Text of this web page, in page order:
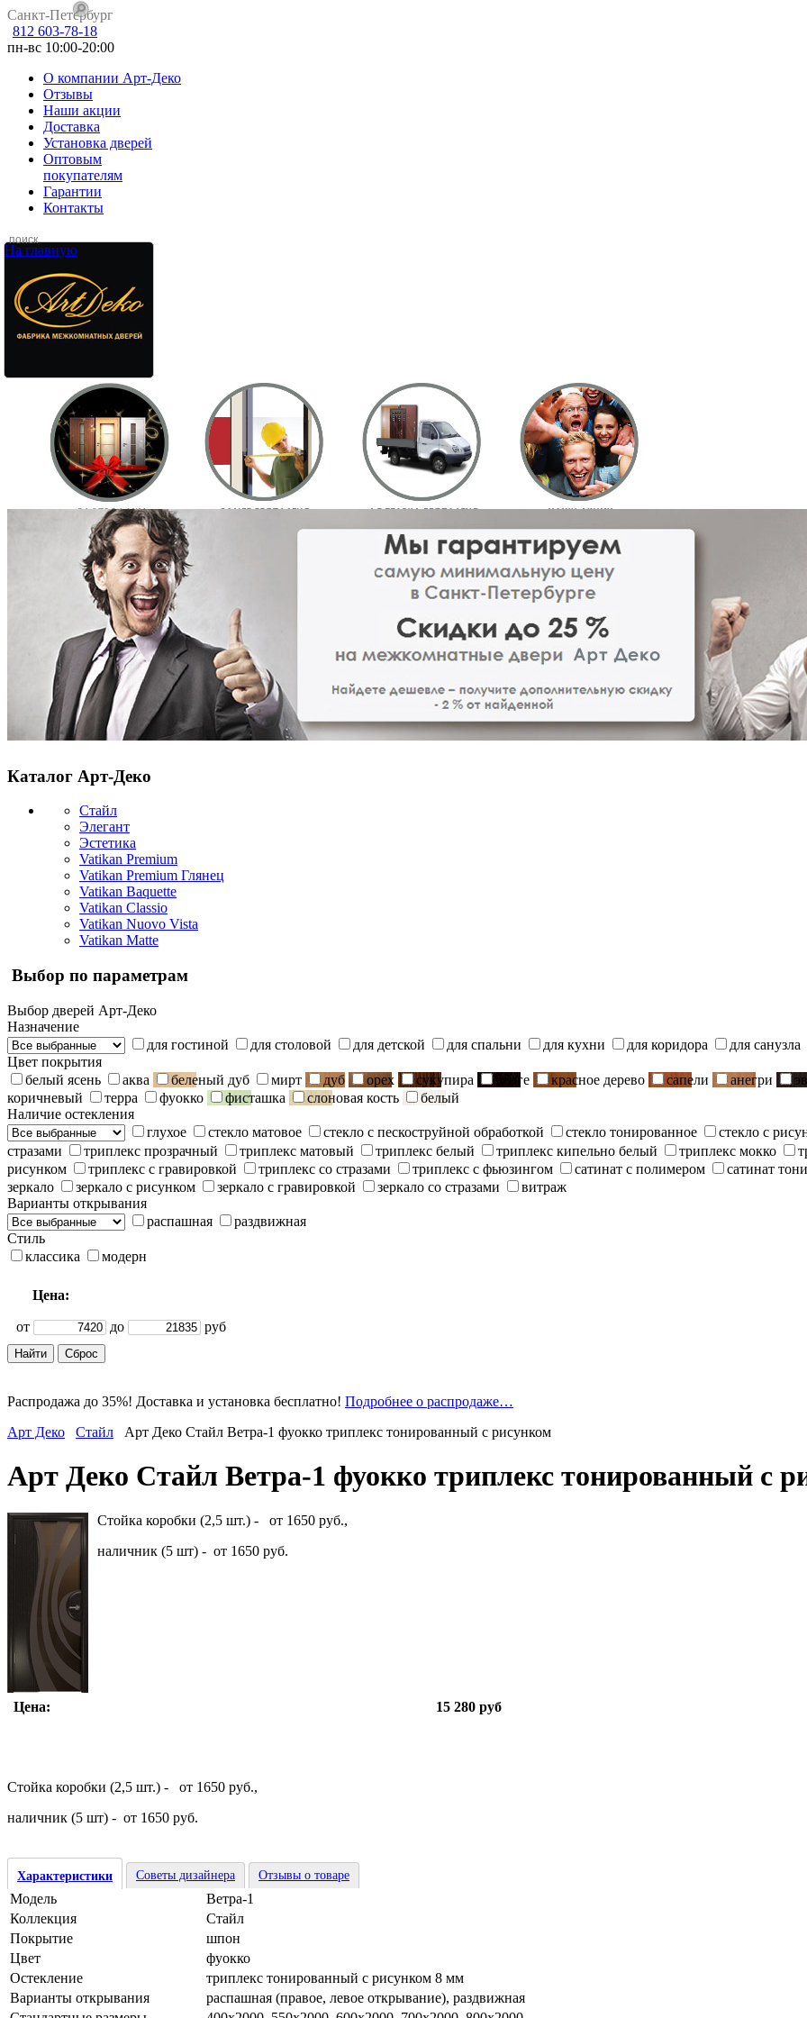
Санкт-Петербург
812 603-78-18
пн-вс 10:00-20:00
О компании Арт-Деко
Отзывы
Наши акции
Доставка
Установка дверей
Оптовым
покупателям
Гарантии
Контакты
На главную
Каталог Арт-Деко
Стайл
Элегант
Эстетика
Vatikan Premium
Vatikan Premium Глянец
Vatikan Baquette
Vatikan Classio
Vatikan Nuovo Vista
Vatikan Matte
Выбор по параметрам
Выбор дверей Арт-Деко
Назначение
для гостиной
для столовой для детской для спальни для кухни для коридора
для санузла
Цвет покрытия
белый ясень
аква беленый дуб мирт дуб орех сукупира венге красное дерево сапели анегри
коричневый
терра фуокко фисташка слоновая кость
белый
Наличие остекления
глухое
стекло матовое стекло с пескоструйной обработкой стекло тонированное стекло с
стразами
триплекс прозрачный триплекс матовый триплекс белый триплекс кипельно белый триплекс мокко
рисунком
триплекс с гравировкой триплекс со стразами триплекс с фьюзингом сатинат с полимером сатинат
зеркало
зеркало с рисунком зеркало с гравировкой зеркало со стразами
витраж
Варианты открывания
распашная
раздвижная
Стиль
классика
модерн
Цена:
от до руб
Распродажа до 35%! Доставка и установка бесплатно! Подробнее о распродаже…
Арт Деко
Стайл Арт Деко Стайл Ветра-1 фуокко триплекс тонированный с рисунком
Арт Деко Стайл Ветра-1 фуокко триплекс тонированный с
Стойка коробки (2,5 шт.) - от 1650 руб.,
наличник (5 шт) - от 1650 руб.
Цена: 15 280 руб
Стойка коробки (2,5 шт.) - от 1650 руб.,
наличник (5 шт) - от 1650 руб.
Характеристики Советы дизайнера Отзывы о товаре
Модель
Ветра-1
Коллекция
Стайл
Покрытие
шпон
Цвет
фуокко
Остекление
триплекс тонированный с рисунком 8 мм
Варианты открывания
распашная (правое, левое открывание), раздвижная